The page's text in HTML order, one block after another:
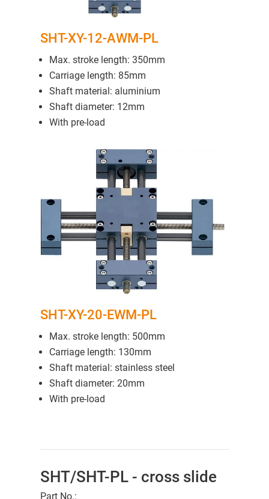
SHT-XY-12-AWM-PL
Max. stroke length: 350mm
Carriage length: 85mm
Shaft material: aluminium
Shaft diameter: 12mm
With pre-load
SHT-XY-20-EWM-PL
Max. stroke length: 500mm
Carriage length: 130mm
Shaft material: stainless steel
Shaft diameter: 20mm
With pre-load
SHT/SHT-PL - cross slide
Part No.: